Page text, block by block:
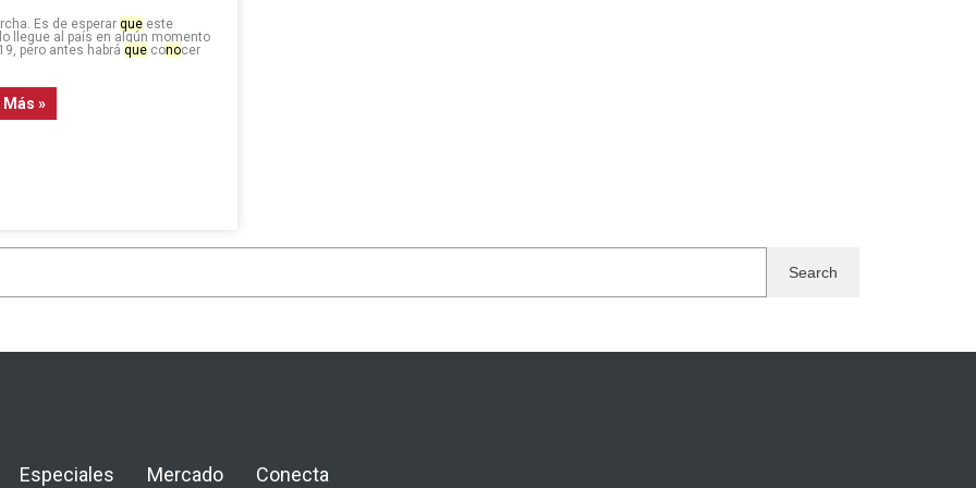
Es de esperarque este
llegue al país en algún momento
pero antes habráque conocer
Más »
Especiales Mercado Conecta